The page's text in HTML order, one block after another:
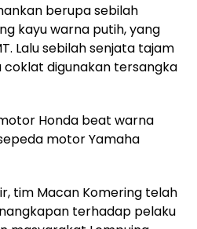
berupa sebilah
kayu warna putih, yang
Lalu sebilah senjata tajam
digunakan tersangka
Honda beat warna
motor Yamaha
tim Macan Komering telah
terhadap pelaku